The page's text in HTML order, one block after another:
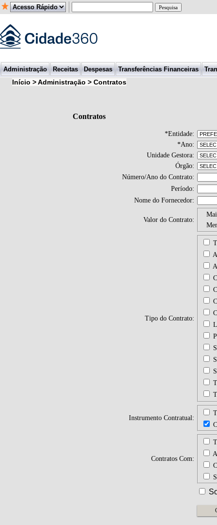
Administração Receitas Despesas Transferências Financeiras
Início > Administração > Contratos
Contratos
*Entidade:
*Ano:
Unidade Gestora:
Órgão:
Número/Ano do Contrato:
Período:
Nome do Fornecedor:
Valor do Contrato:
Tipo do Contrato:
Instrumento Contratual:
Contratos Com: